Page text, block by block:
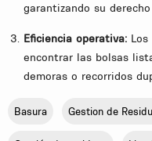
garantizando su
Eficiencia operativa:
encontrar las bolsas
demoras o recorridos
Basura Gestion de